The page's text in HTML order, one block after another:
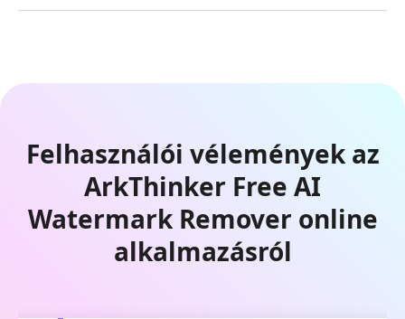
Felhasználói vélemények az
ArkThinker Free AI
Watermark Remover online
alkalmazásról